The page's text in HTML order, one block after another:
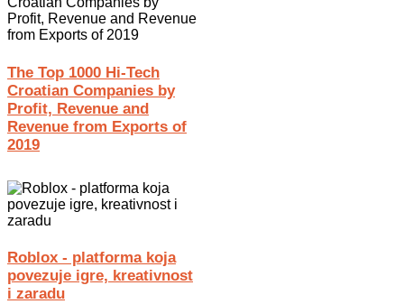
The Top 1000 Hi-Tech
Croatian Companies by
Profit, Revenue and
Revenue from Exports of
2019
Roblox - platforma koja
povezuje igre, kreativnost
i zaradu